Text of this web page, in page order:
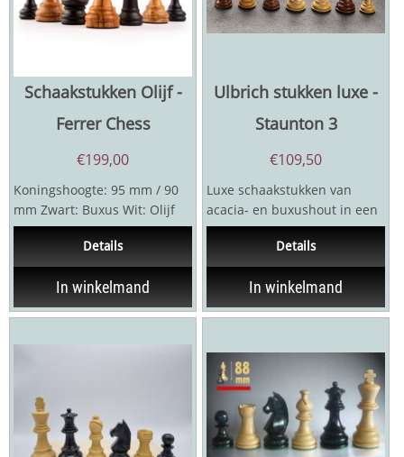
Schaakstukken Olijf -
Ferrer Chess
€199,00
Koningshoogte: 95 mm / 90
mm Zwart: Buxus Wit: Olijf
Dubbel verzwaard In luxe
verpakking met...
Details
In winkelmand
Ulbrich stukken luxe -
Staunton 3
€109,50
Luxe schaakstukken van
acacia- en buxushout in een
uitzonderlijk mooie
Staunton-variant.Een...
Details
In winkelmand